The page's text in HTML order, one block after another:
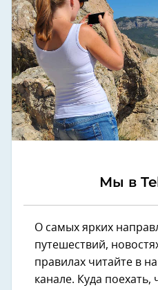
Мы в
О самых ярких
путешествий,
правилах читайте в
канале. Куда поехать,